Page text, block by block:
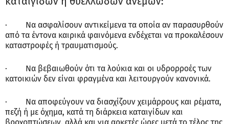
· Να ασφαλίσουν αντικείμενα τα οποία αν παρασυρθούν
από τα έντονα καιρικά φαινόμενα ενδέχεται να προκαλέσουν
καταστροφές ή τραυματισμούς.
· Να βεβαιωθούν ότι τα λούκια και οι υδρορροές των
κατοικιών δεν είναι φραγμένα και λειτουργούν κανονικά.
· Να αποφεύγουν να διασχίζουν χειμάρρους και ρέματα,
πεζή ή με όχημα, κατά τη διάρκεια καταιγίδων και